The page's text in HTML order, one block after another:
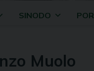
SINODO
Muolo